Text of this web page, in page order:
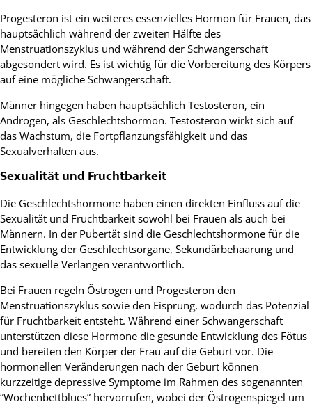
Progesteron ist ein weiteres essenzielles Hormon für Frauen, das
hauptsächlich während der zweiten Hälfte des
Menstruationszyklus und während der Schwangerschaft
abgesondert wird. Es ist wichtig für die Vorbereitung des Körpers
auf eine mögliche Schwangerschaft.
Männer hingegen haben hauptsächlich Testosteron, ein
Androgen, als Geschlechtshormon. Testosteron wirkt sich auf
das Wachstum, die Fortpflanzungsfähigkeit und das
Sexualverhalten aus.
Sexualität und Fruchtbarkeit
Die Geschlechtshormone haben einen direkten Einfluss auf die
Sexualität und Fruchtbarkeit sowohl bei Frauen als auch bei
Männern. In der Pubertät sind die Geschlechtshormone für die
Entwicklung der Geschlechtsorgane, Sekundärbehaarung und
das sexuelle Verlangen verantwortlich.
Bei Frauen regeln Östrogen und Progesteron den
Menstruationszyklus sowie den Eisprung, wodurch das Potenzial
für Fruchtbarkeit entsteht. Während einer Schwangerschaft
unterstützen diese Hormone die gesunde Entwicklung des Fötus
und bereiten den Körper der Frau auf die Geburt vor. Die
hormonellen Veränderungen nach der Geburt können
kurzzeitige depressive Symptome im Rahmen des sogenannten
“Wochenbettblues” hervorrufen, wobei der Östrogenspiegel um